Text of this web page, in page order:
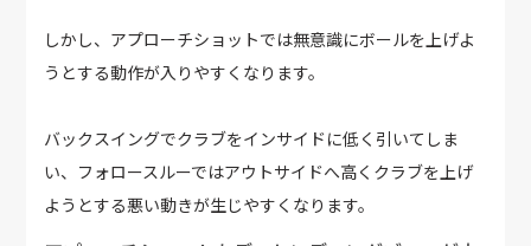
しかし、アプローチショットでは無意識にボールを上げよ
うとする動作が入りやすくなります。
バックスイングでクラブをインサイドに低く引いてしま
い、フォロースルーではアウトサイドへ高くクラブを上げ
ようとする悪い動きが生じやすくなります。